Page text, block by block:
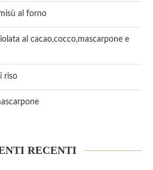
al forno
al cacao,cocco,mascarpone e
riso
RECENTI